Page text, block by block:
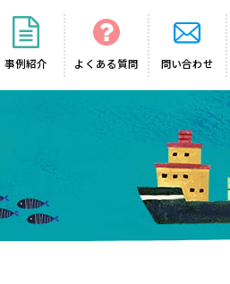
事例紹介 よくある質問 問い合わせ